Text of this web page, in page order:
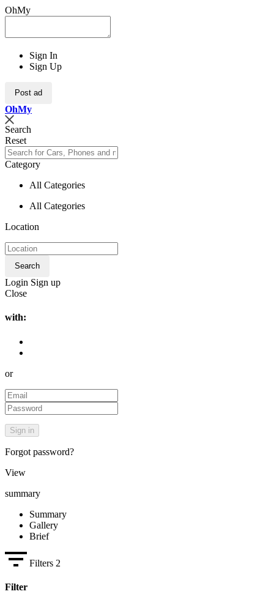
OhMy
Sign In
Sign Up
Post ad
OhMy
Search
Reset
Category
All Categories
All Categories
Location
Search
Login Sign up
Close
with:
or
Forgot password?
View
summary
Summary
Gallery
Brief
Filters 2
Filter